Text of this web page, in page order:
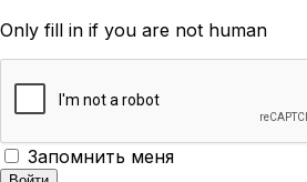
Only fill in if you are not human
Запомнить меня